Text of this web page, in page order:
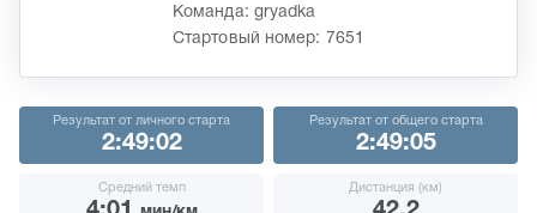
Команда: gryadka
Стартовый номер: 7651
Результат от личного старта
2:49:02
Результат от общего старта
2:49:05
Средний темп Дистанция (км)